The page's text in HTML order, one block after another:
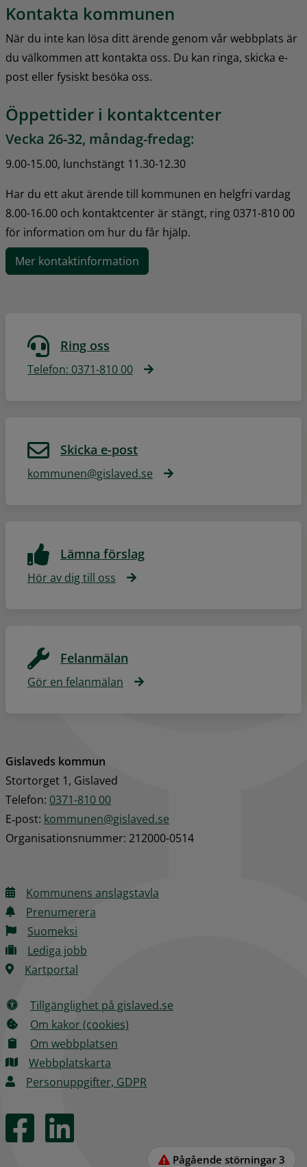
Kontakta kommunen
När du inte kan lösa ditt ärende genom vår webbplats är
du välkommen att kontakta oss. Du kan ringa, skicka e-
post eller fysiskt besöka oss.
Öppettider i kontaktcenter
Vecka 26-32, måndag-fredag:
9.00-15.00, lunchstängt 11.30-12.30
Har du ett akut ärende till kommunen en helgfri vardag
8.00-16.00 och kontaktcenter är stängt, ring 0371-810 00
för information om hur du får hjälp.
Mer kontaktinformation
Ring oss
Telefon: 0371-810 00
Skicka e-post
kommunen@gislaved.se
Lämna förslag
Hör av dig till oss
Felanmälan
Gör en felanmälan
Gislaveds kommun
Stortorget 1, Gislaved
Telefon: 0371-810 00
E‑post: kommunen@gislaved.se
Organisationsnummer: 212000-0514
Kommunens anslagstavla
Prenumerera
Suomeksi
Lediga jobb
Kartportal
Tillgänglighet på gislaved.se
Om kakor (cookies)
Om webbplatsen
Webbplatskarta
Personuppgifter, GDPR
Pågående störningar 3